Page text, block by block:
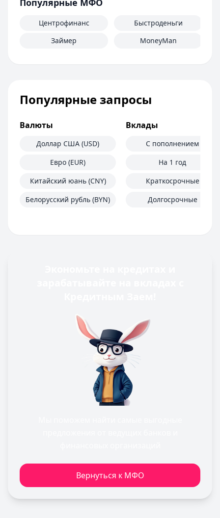
Популярные МФО
Центрофинанс
Займер
Быстроденьги
MoneyMan
Популярные запросы
Валюты
Доллар США (USD)
Евро (EUR)
Китайский юань (CNY)
Белорусский рубль (BYN)
Вклады
С пополнением
На 1 год
Краткосрочные
Долгосрочные
Вернуться к МФО